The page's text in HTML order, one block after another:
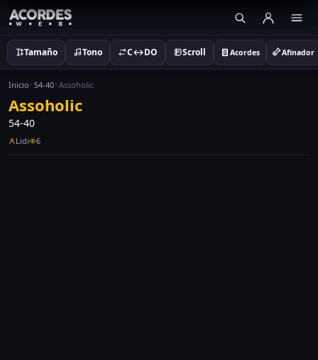
Tamaño Tono C↔DO Scroll Acordes Afinador
Inicio 54-40 Assoholic
Assoholic
54-40
Lidi 6